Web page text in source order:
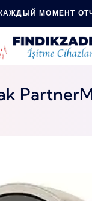
МОМЕНТ
ВСЕОРУЖИИ С
ТЕХНОЛОГИЙ!